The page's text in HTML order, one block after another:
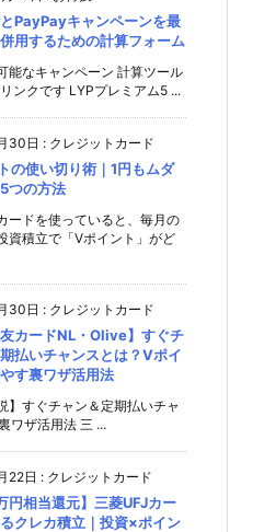
PayPayキャンペーンを最
用するための計算フォーム
能なキャンペーン 計算ツール
ンクです LYPプレミアム5 ...
30日 : クレジットカード
の使い切り術｜1円もムダ
つの方法
ードを使っていると、毎月の
資積立で「Vポイント」がど
30日 : クレジットカード
友カードNL・Olive】すぐチ
払いチャンスとは？Vポイ
す裏ワザ活用法
】すぐチャン＆定期払いチャ
ワザ活用法 三 ...
22日 : クレジットカード
円相当還元】三菱UFJカー
クレカ積立｜投資×ポイン